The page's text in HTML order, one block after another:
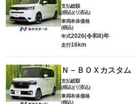
支払総額
(税込)(リ済込)
車両本体価格
(税込)
年式2026(令和8)年
走行16km
Ｎ－ＢＯＸカスタム
支払総額
(税込)(リ済込)
車両本体価格
(税込)